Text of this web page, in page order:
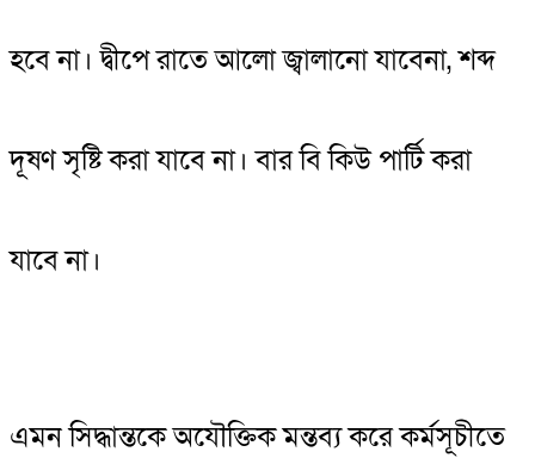
হবে না। দ্বীপে রাতে আলো জ্বালানো যাবেনা, শব্দ
দূষণ সৃষ্টি করা যাবে না। বার বি কিউ পার্টি করা
যাবে না।
এমন সিদ্ধান্তকে অযৌক্তিক মন্তব্য করে কর্মসূচীতে